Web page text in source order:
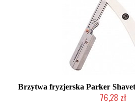
Brzytwa fryzjerska Parker
76,28 zł